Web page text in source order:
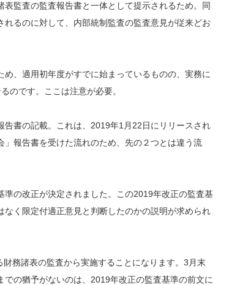
監査の監査報告書と一体として提示されるため。同
るのに対して、内部統制監査の監査意見が従来どお
、適用初年度がすでに始まっているものの、実務に
のです。ここは注意が必要。
書の記載。これは、2019年1月22日にリリースされ
報告書を受けた流れのため、先の２つとは違う流
の改正が決定されました。この2019年改正の監査基
く限定付適正意見と判断したのかの説明が求められ
務諸表の監査から実施することになります。3月末
の猶予がないのは、2019年改正の監査基準の前文に